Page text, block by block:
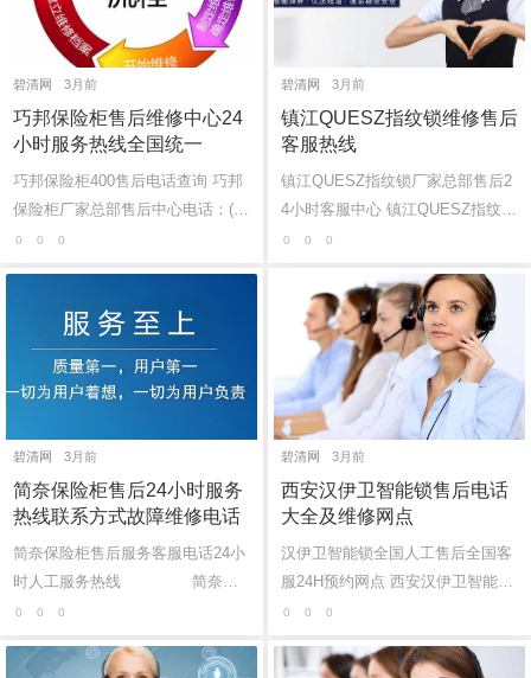
碧清网 3月前
巧邦保险柜售后维修中心24
小时服务热线全国统一
巧邦保险柜400售后电话查询 巧邦
保险柜厂家总部售后中心电话：(1)
400-1865-909(2)400-1865-909 巧
0 0 0
碧清网 3月前
镇江QUESZ指纹锁维修售后
客服热线
镇江QUESZ指纹锁厂家总部售后2
4小时客服中心 镇江QUESZ指纹锁
全国售后客服中心：(1)400-1865-9
话号码是多...
0 0 0
碧清网 3月前
简奈保险柜售后24小时服务
热线联系方式故障维修电话
简奈保险柜售后服务客服电话24小
时人工服务热线 简奈保
险柜热线全国售后服务：(1)40...
0 0 0
碧清网 3月前
西安汉伊卫智能锁售后电话
大全及维修网点
汉伊卫智能锁全国人工售后全国客
服24H预约网点 西安汉伊卫智能锁
售后24小时维修电话全国网点：40
0 0 0